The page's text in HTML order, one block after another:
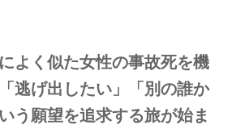
よく似た女性の事故死を機
逃げ出したい」「別の誰か
う願望を追求する旅が始ま